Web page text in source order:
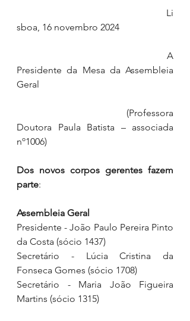
Li
sboa, 16 novembro 2024
A
Presidente da Mesa da Assembleia
Geral
(Professora
Doutora Paula Batista – associada
nº1006)
Dos novos corpos gerentes fazem
parte:
Assembleia Geral
Presidente - João Paulo Pereira Pinto
da Costa (sócio 1437)
Secretário - Lúcia Cristina da
Fonseca Gomes (sócio 1708)
Secretário - Maria João Figueira
Martins (sócio 1315)